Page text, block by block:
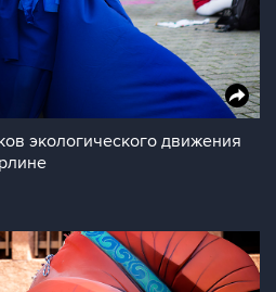
экологического движения